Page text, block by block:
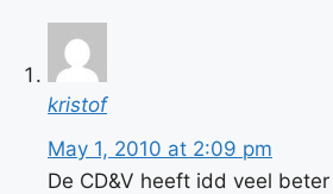
kristof
May 1, 2010 at 2:09 pm
De CD&V heeft idd veel